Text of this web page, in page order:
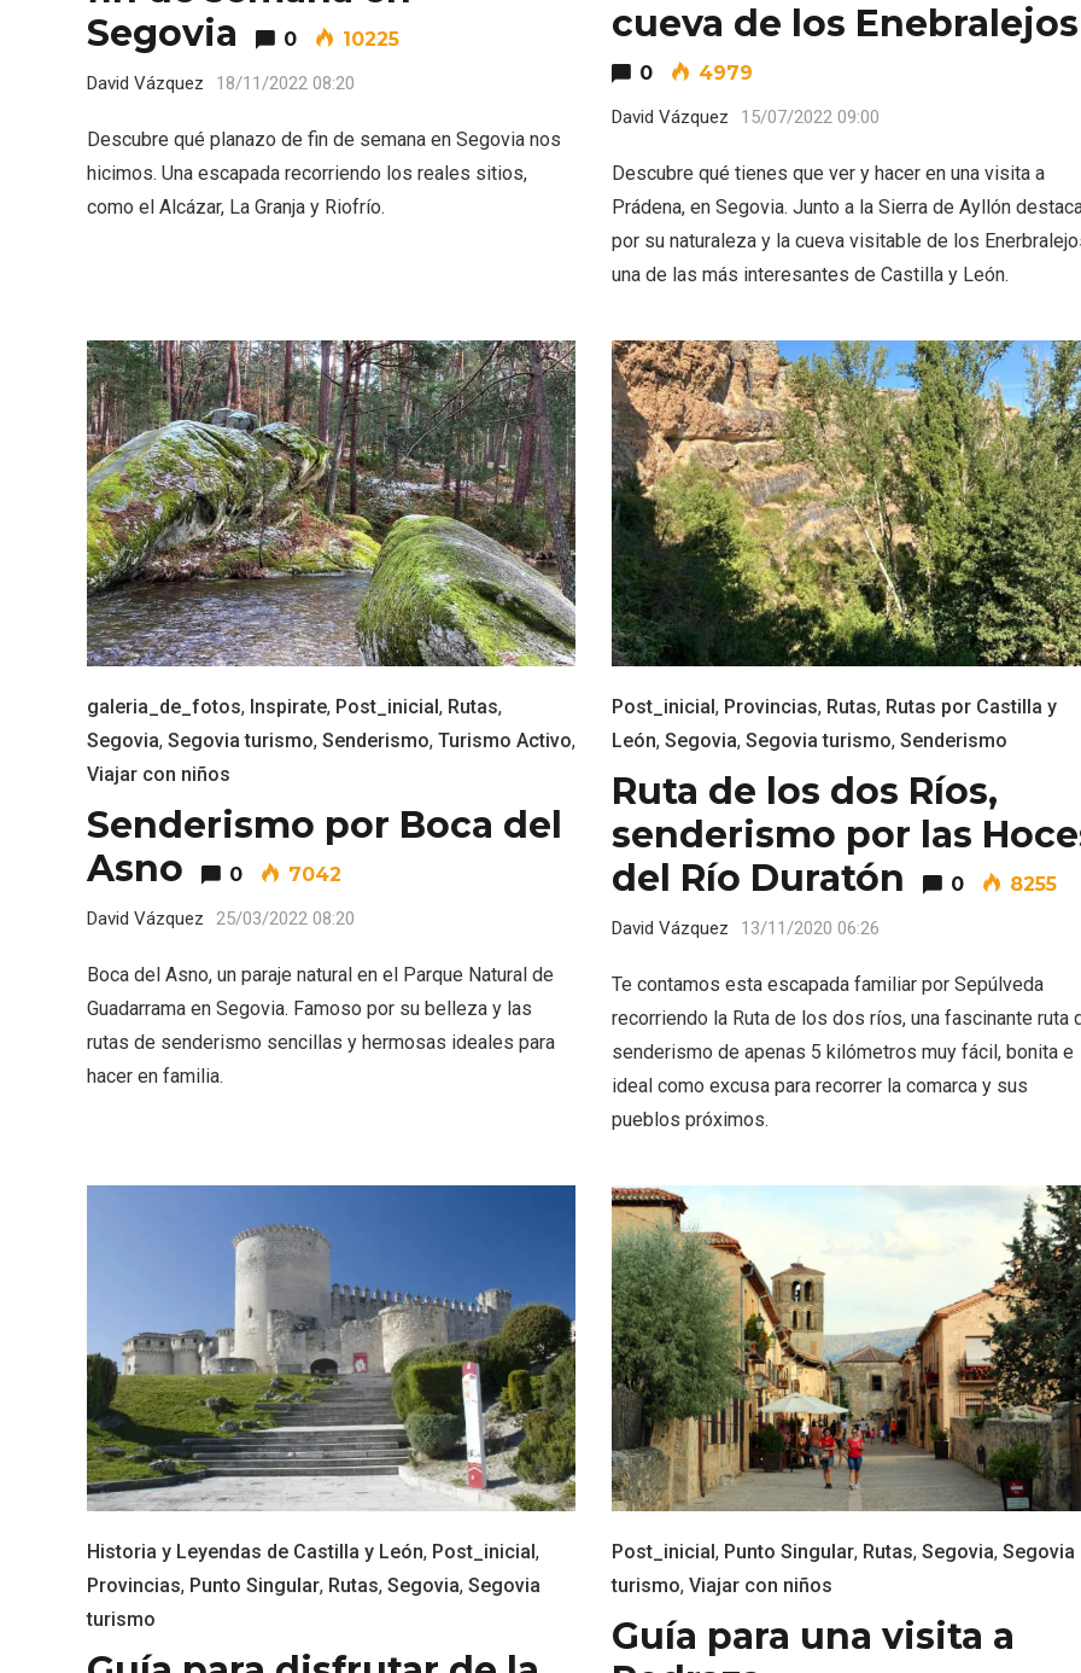
Segovia
0 10225
David Vázquez 18/11/2022 08:20
Descubre qué planazo de fin de semana en Segovia nos
hicimos. Una escapada recorriendo los reales sitios,
como el Alcázar, La Granja y Riofrío.
cueva de los Enebralejos
0 4979
David Vázquez 15/07/2022 09:00
Descubre qué tienes que ver y hacer en una visita a
Prádena, en Segovia. Junto a la Sierra de Ayllón
por su naturaleza y la cueva visitable de los
una de las más interesantes de Castilla y León.
galeria_de_fotos, Inspirate, Post_inicial , Rutas,
Segovia, Segovia turismo, Senderismo, Turismo Activo,
Viajar con niños
Senderismo por Boca del
Asno
0 7042
David Vázquez 25/03/2022 08:20
Boca del Asno, un paraje natural en el Parque Natural de
Guadarrama en Segovia. Famoso por su belleza y las
rutas de senderismo sencillas y hermosas ideales para
hacer en familia.
Post_inicial , Provincias, Rutas, Rutas por Castilla y
León, Segovia, Segovia turismo, Senderismo
Ruta de los dos Ríos,
senderismo por las
del Río Duratón
0 8255
David Vázquez 13/11/2020 06:26
Te contamos esta escapada familiar por Sepúlveda
recorriendo la Ruta de los dos ríos, una fascinante ruta
senderismo de apenas 5 kilómetros muy fácil, bonita e
ideal como excusa para recorrer la comarca y sus
pueblos próximos.
Historia y Leyendas de Castilla y León, Post_inicial ,
Provincias, Punto Singular, Rutas, Segovia, Segovia
turismo
Post_inicial , Punto Singular, Rutas, Segovia, Segovia
turismo, Viajar con niños
Guía para una visita a
del Duero 2026
Miguel del Pino 2026
gastronomía de la
Negra de Soria
Porrón de Citas de 2026 en
Moradillo de Roa
Los Pueblos más bonitos de
España, en Castilla y León
Concierto de Navidad
Moradillo de Roa
Inauguración del Árbol de
Navidad a ganchillo de
Moradillo de Roa
El árbol de Navidad de
Fuenterrebollo
Belén segoviano, otra
escusa más para
Sepúlveda estas